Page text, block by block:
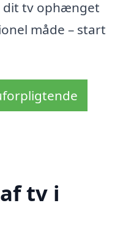
dit tv ophænget
måde – start
tv i